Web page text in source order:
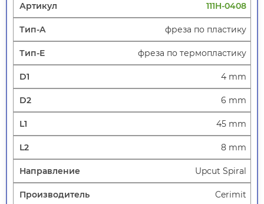
111H-0408
фреза по пластику
фреза по термопластику
4 mm
6 mm
45 mm
8 mm
Upcut Spiral
Cerimit